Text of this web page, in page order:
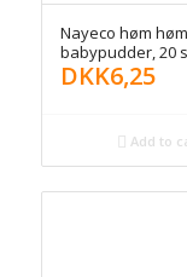
Nayeco høm
babypudder, 20
DKK6,25
Add to